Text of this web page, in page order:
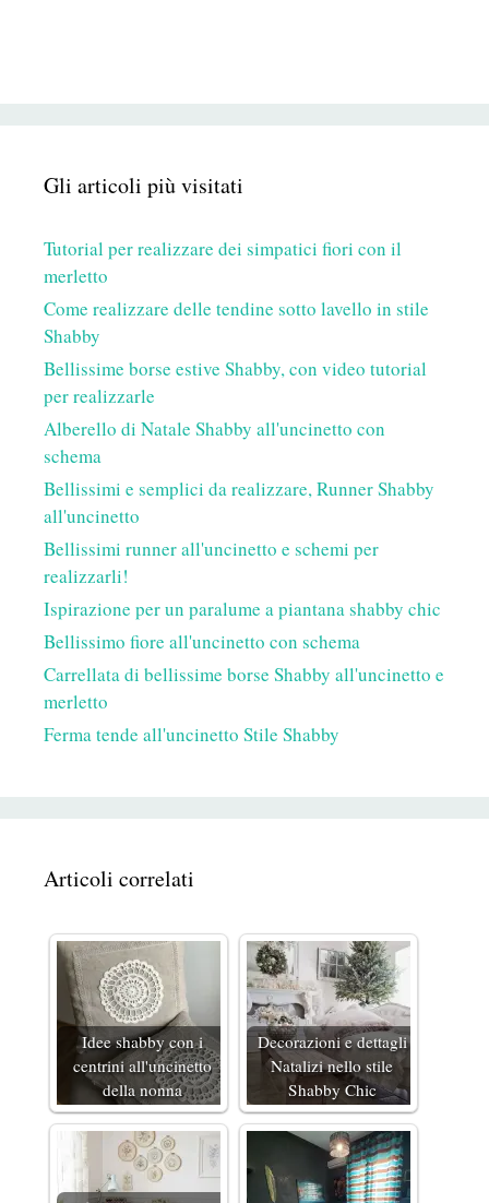
Gli articoli più visitati
Tutorial per realizzare dei simpatici fiori con il
merletto
Come realizzare delle tendine sotto lavello in stile
Shabby
Bellissime borse estive Shabby, con video tutorial
per realizzarle
Alberello di Natale Shabby all'uncinetto con
schema
Bellissimi e semplici da realizzare, Runner Shabby
all'uncinetto
Bellissimi runner all'uncinetto e schemi per
realizzarli!
Ispirazione per un paralume a piantana shabby chic
Bellissimo fiore all'uncinetto con schema
Carrellata di bellissime borse Shabby all'uncinetto e
merletto
Ferma tende all'uncinetto Stile Shabby
Articoli correlati
Idee shabby con i
centrini all'uncinetto
della nonna
Decorazioni e dettagli
Natalizi nello stile
Shabby Chic